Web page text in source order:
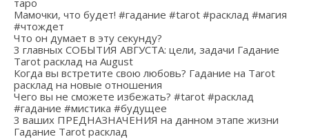
таро
Мамочки, что будет! #гадание #tarot #расклад #магия
#чтождет
Что он думает в эту секунду?
3 главных СОБЫТИЯ АВГУСТА: цели, задачи Гадание
Tarot расклад на August
Когда вы встретите свою любовь? Гадание на Tarot
расклад на новые отношения
Чего вы не сможете избежать? #tarot #расклад
#гадание #мистика #будущее
3 ваших ПРЕДНАЗНАЧЕНИЯ на данном этапе жизни
Гадание Tarot расклад